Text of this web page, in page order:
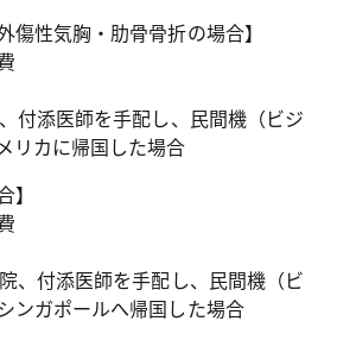
傷性気胸・肋骨骨折の場合】
付添医師を手配し、民間機（ビジ
リカに帰国した場合
】
、付添医師を手配し、民間機（ビ
ンガポールへ帰国した場合